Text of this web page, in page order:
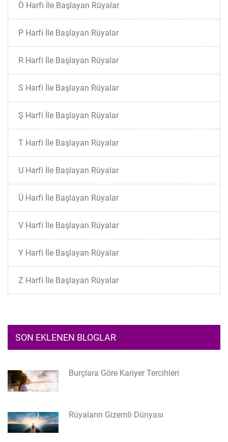
Ö Harfi İle Başlayan Rüyalar
P Harfi İle Başlayan Rüyalar
R Harfi İle Başlayan Rüyalar
S Harfi İle Başlayan Rüyalar
Ş Harfi İle Başlayan Rüyalar
T Harfi İle Başlayan Rüyalar
U Harfi İle Başlayan Rüyalar
Ü Harfi İle Başlayan Rüyalar
V Harfi İle Başlayan Rüyalar
Y Harfi İle Başlayan Rüyalar
Z Harfi İle Başlayan Rüyalar
SON EKLENEN BLOGLAR
Burçlara Göre Kariyer Tercihleri
Rüyaların Gizemli Dünyası